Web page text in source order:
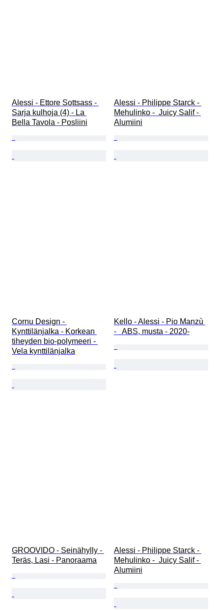
Alessi - Ettore Sottsass -
Sarja kulhoja (4) - La
Bella Tavola - Posliini
Alessi - Philippe Starck -
Mehulinko -  Juicy Salif -
Alumiini
Cornu Design -
Kynttilänjalka - Korkean
tiheyden bio-polymeeri -
Vela kynttilänjalka
Kello - Alessi - Pio Manzù
-   ABS, musta - 2020-
GROOVIDO - Seinähylly -
Teräs, Lasi - Panoraama
Alessi - Philippe Starck -
Mehulinko -  Juicy Salif -
Alumiini